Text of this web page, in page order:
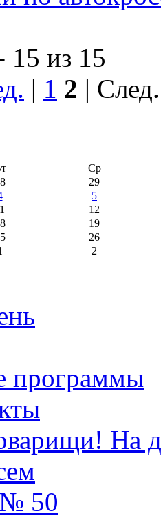
15 из 15
| 1 2 |
Ср
29
5
12
19
26
2
программы
На
№ 50